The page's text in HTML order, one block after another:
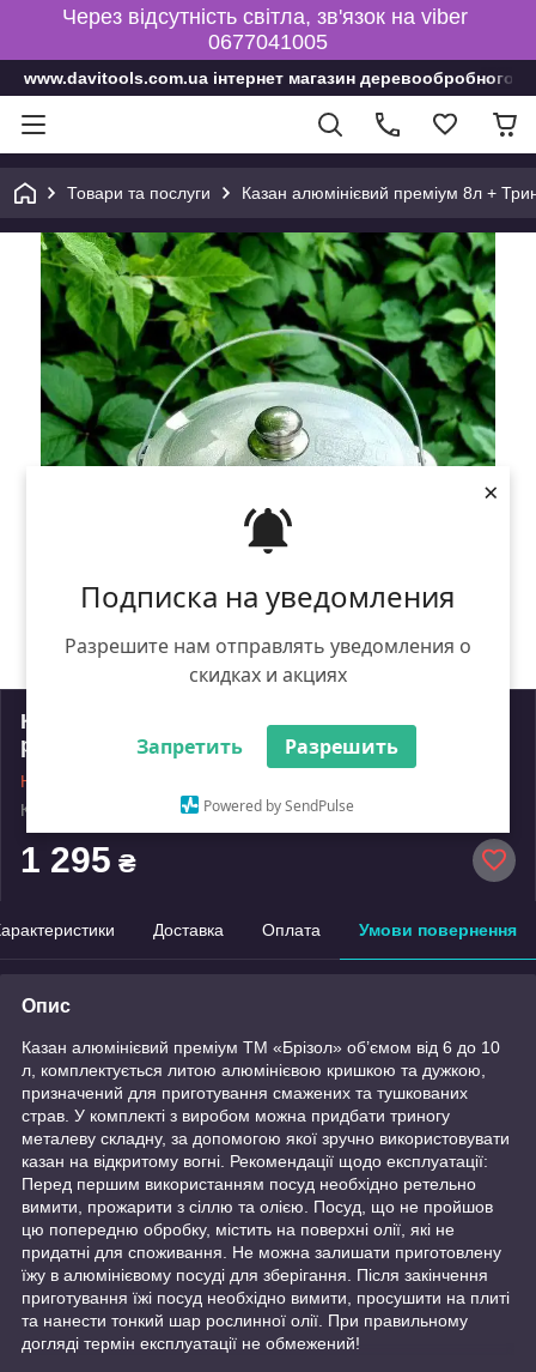
Подписка на уведомления
Разрешите нам отправлять уведомления о
скидках и акциях
Запретить Разрешить
Powered by SendPulse
×
Через відсутність світла, зв'язок на viber
0677041005
www.davitools.com.ua інтернет магазин деревообробного
Товари та послуги Казан алюмінієвий преміум 8л +
Казан алюмінієвий преміум 8л + Тринога на
розбірних ніжках
Немає в наявності
Код: 2173-08tr
Роздріб
1 295 ₴
Доставка Оплата Умови повернення
Опис
Казан алюмінієвий преміум ТМ «Брізол» об’ємом від 6 до 10
л, комплектується литою алюмінієвою кришкою та дужкою,
призначений для приготування смажених та тушкованих
страв. У комплекті з виробом можна придбати триногу
металеву складну, за допомогою якої зручно використовувати
казан на відкритому вогні. Рекомендації щодо експлуатації:
Перед першим використанням посуд необхідно ретельно
вимити, прожарити з сіллю та олією. Посуд, що не пройшов
цю попередню обробку, містить на поверхні олії, які не
придатні для споживання. Не можна залишати приготовлену
їжу в алюмінієвому посуді для зберігання. Після закінчення
приготування їжі посуд необхідно вимити, просушити на плиті
та нанести тонкий шар рослинної олії. При правильному
догляді термін експлуатації не обмежений!